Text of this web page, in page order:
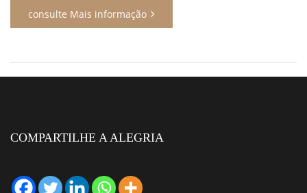
consulte Mais informação
COMPARTILHE A ALEGRIA